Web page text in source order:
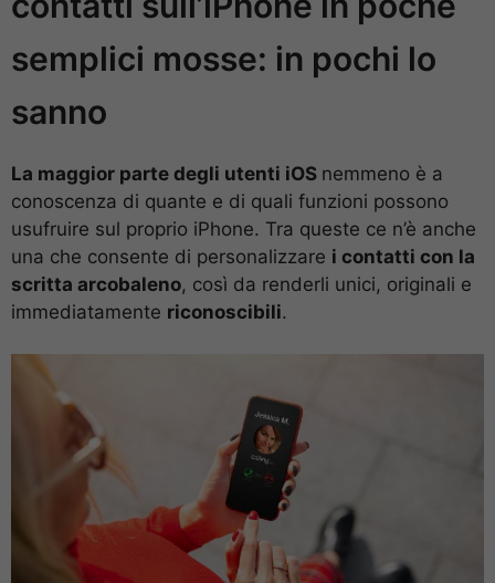
semplici mosse: in pochi lo
sanno
La maggior parte degli utenti iOS nemmeno è a
conoscenza di quante e di quali funzioni possono
usufruire sul proprio iPhone. Tra queste ce n’è anche
una che consente di personalizzare i contatti con la
scritta arcobaleno, così da renderli unici, originali e
immediatamente riconoscibili.